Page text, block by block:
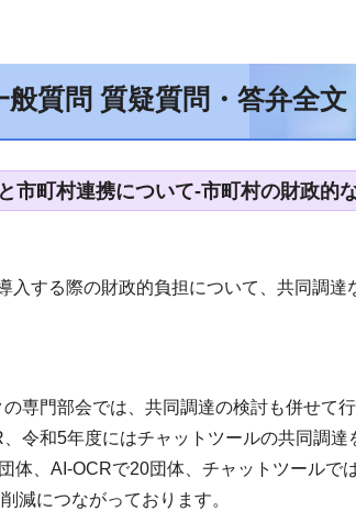
質問 質疑質問・答弁全文
市町村連携について-市町村の財政的
入する際の財政的負担について、共同調
専門部会では、共同調達の検討も併せて
令和5年度にはチャットツールの共同調達
体、AI-OCRで20団体、チャットツール
減につながっております。